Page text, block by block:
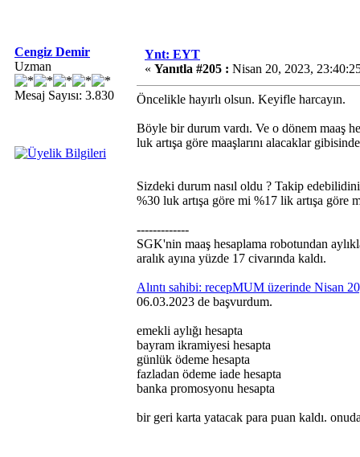
Cengiz Demir
Uzman
Mesaj Sayısı: 3.830
Ynt: EYT
« Yanıtla #205 : Nisan 20, 2023,
Öncelikle hayırlı olsun. Keyifle harcayın.
Böyle bir durum vardı. Ve o dönem maaş
luk artışa göre maaşlarını alacaklar
Sizdeki durum nasıl oldu ? Takip
%30 luk artışa göre mi %17 lik artışa göre
-------------
SGK'nin maaş hesaplama robotundan
aralık ayına yüzde 17 civarında kaldı.
Alıntı sahibi: recepMUM üzerinde Nisan
06.03.2023 de başvurdum.
emekli aylığı hesapta
bayram ikramiyesi hesapta
günlük ödeme hesapta
fazladan ödeme iade hesapta
banka promosyonu hesapta
bir geri karta yatacak para puan kaldı.